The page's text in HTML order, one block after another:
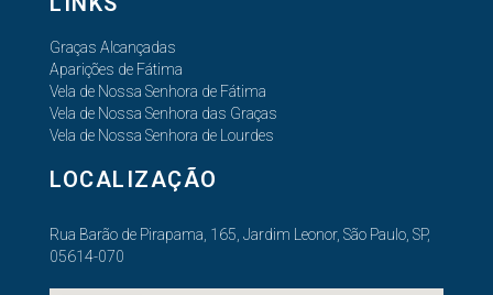
Graças Alcançadas
Aparições de Fátima
Vela de Nossa Senhora de Fátima
Vela de Nossa Senhora das Graças
Vela de Nossa Senhora de Lourdes
LOCALIZAÇÃO
Rua Barão de Pirapama, 165, Jardim Leonor, São Paulo, SP,
05614-070